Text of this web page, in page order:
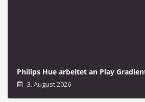
Philips Hue arbeitet an Play
3. August 2026